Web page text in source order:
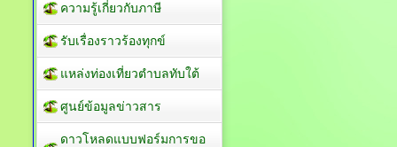
ความรู้เกี่ยวกับภาษี
รับเรื่องราวร้องทุกข์
แหล่งท่องเที่ยวตำบลทับใต้
ศูนย์ข้อมูลข่าวสาร
ดาวโหลดแบบฟอร์มการขอ